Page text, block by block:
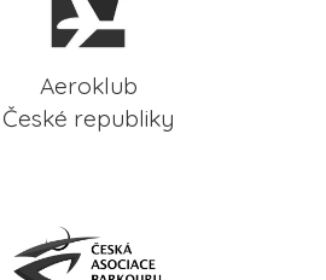
Aeroklub
České republiky